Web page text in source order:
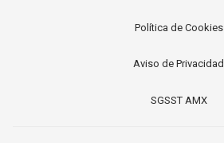
Política de Cookies
Aviso de Privacidad
SGSST AMX